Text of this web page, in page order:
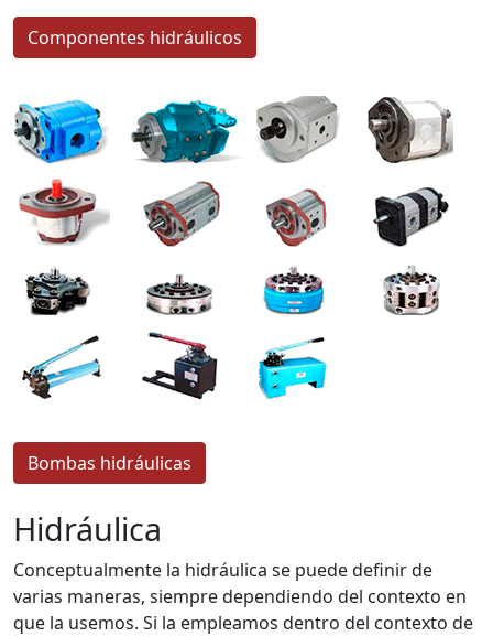
Componentes hidráulicos
Bombas hidráulicas
Hidráulica
Conceptualmente la hidráulica se puede definir de
varias maneras, siempre dependiendo del contexto en
que la usemos. Si la empleamos dentro del contexto de